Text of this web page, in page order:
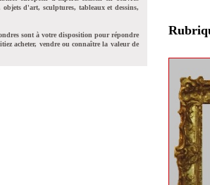
objets d'art, sculptures, tableaux et dessins,
sont à votre disposition pour répondre
acheter, vendre ou connaître la valeur de